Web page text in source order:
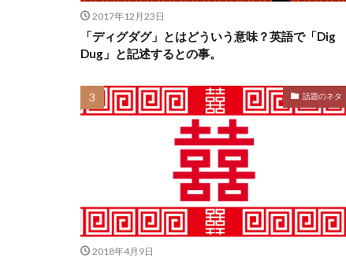
2017年12月23日
「ディグダグ」とはどういう意味？英語で「Dig
Dug」と記述するとの事。
話題のネタ
2018年4月9日